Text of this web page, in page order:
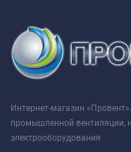
Интернет-магазин
промышленной вентиляции,
электрооборудования